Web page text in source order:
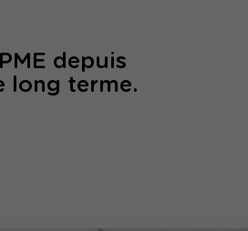
depuis
long terme.